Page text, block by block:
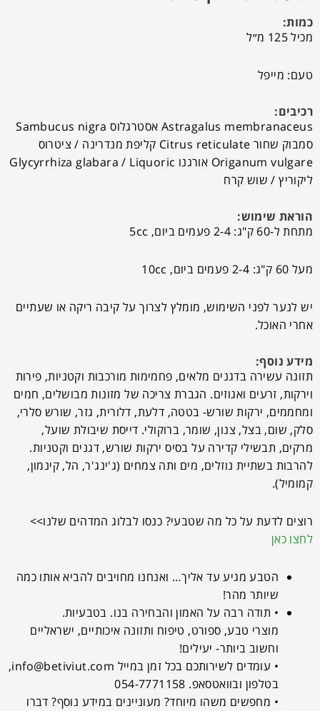
כמות:
מכיל 125 מ״ל
טעם: מייפל
רכיבים:
Astragalus membranaceus אסטרגלוס Sambucus nigra
סמבוק שחור Citrus reticulate קליפת מנדרינה / ציטרוס
Origanum vulgare אורגנו Glycyrrhiza glabara / Liquoric
ליקוריץ / שוש קרח
הוראת שימוש:
מתחת ל-60 ק"ג: 2-4 פעמים ביום, 5cc
מעל 60 ק"ג: 2-4 פעמים ביום, 10cc
יש לנער לפני השימוש, מומלץ לצרוך על קיבה ריקה או שעתיים
אחרי האוכל.
מידע נוסף:
תזונה עשירה בדגנים מלאים, פחמימות מורכבות וקטניות, פירות
וירקות, זרעים ואגוזים. הגברת צריכה של מזונות מבושלים, חמים
ומחממים, ירקות שורש- בטטה, דלעת, דלורית, גזר, שורש סלרי,
סלק, שום, בצל, צנון, שומר, ברוקולי. דייסת שיבולת שועל,
מרקים, תבשילי קדירה על בסיס ירקות שורש, דגנים וקטניות.
להרבות בשתיית נוזלים, מים ותה צמחים (ג'ינג'ר, הל, קינמון,
קמומיל).
רוצים לדעת על כל מה שטבעי? כנסו לבלוג המדהים שלנו>>
לחצו כאן
הטבע מגיע עד אליך… ואנחנו מחויבים להביא אותו כמה
שיותר מהר!
• תודה רבה על האמון והבחירה בנו. בטבעיות.
מוצרי טבע, ספורט, טיפוח ותזונה איכותיים, ישראליים
וחשוב ביותר- יעילים!
• עומדים לשירותכם בכל זמן במייל info@betiviut.com
,
בטלפון ובוואטסאפ. 054-7771158
• מחפשים משהו מיוחד? מעוניינים במידע נוסף? דברו